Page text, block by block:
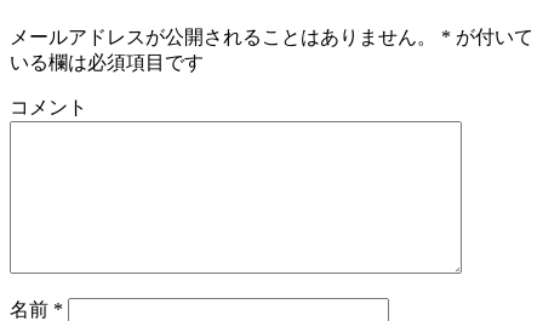
メールアドレスが公開されることはありません。 * が付いて
いる欄は必須項目です
コメント
名前 *